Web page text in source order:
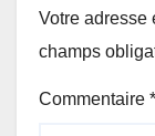
Votre adresse
champs
Commentaire *